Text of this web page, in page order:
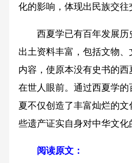
化的影响，体现出民族交往
西夏学已有百年发展历
出土资料丰富，包括文物
内容，使原本没有史书的
在世人眼前。通过西夏学
夏不仅创造了丰富灿烂的
些遗产证实自身对中华文化
阅读原文：